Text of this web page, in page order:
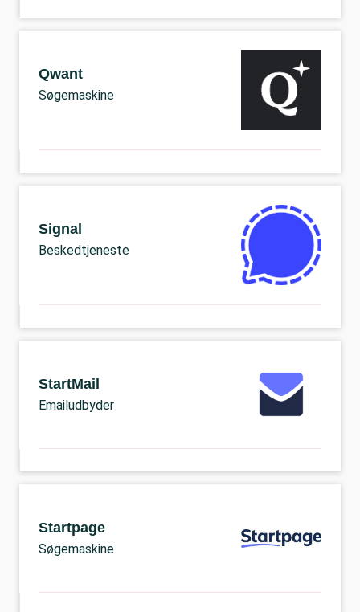
Qwant
Søgemaskine
Signal
Beskedtjeneste
StartMail
Emailudbyder
Startpage
Søgemaskine